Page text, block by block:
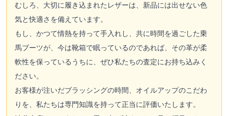
むしろ、大切に履き込まれたレザーは、新品には出せない色
気と快適さを備えています。
もし、かつて情熱を持って手入れし、共に時間を過ごした乗
馬ブーツが、今は靴箱で眠っているのであれば、その革が柔
軟性を保っているうちに、ぜひ私たちの査定にお持ち込みく
ださい。
お客様が注いだブラッシングの時間、オイルアップのこだわ
りを、私たちは専門知識を持って正当に評価いたします。